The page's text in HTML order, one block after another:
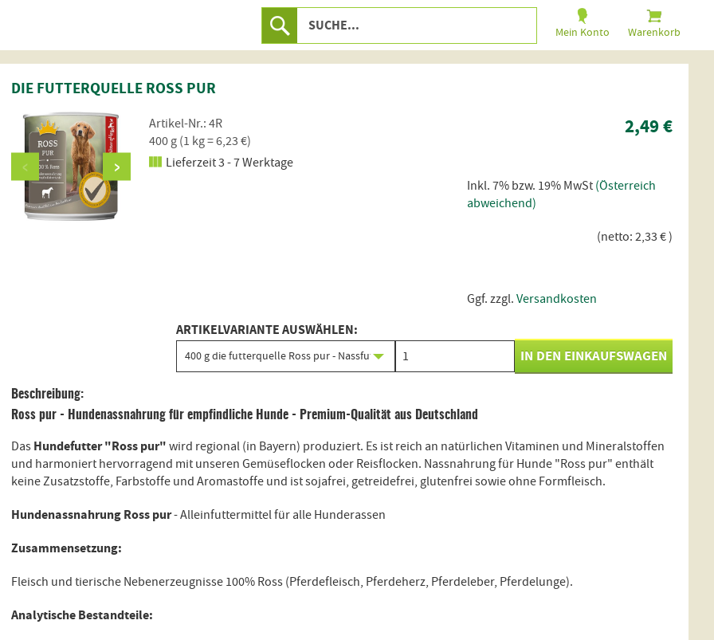
Mein Konto Warenkorb
DIE FUTTERQUELLE ROSS PUR
Artikel-Nr.: 4R
400 g (1 kg = 6,23 €)
Lieferzeit 3 - 7 Werktage
2,49 €
Inkl. 7% bzw. 19% MwSt (Österreich
abweichend)
(netto: 2,33 € )
Ggf. zzgl. Versandkosten
ARTIKELVARIANTE AUSWÄHLEN:
Beschreibung:
Ross pur - Hundenassnahrung für empfindliche Hunde - Premium-Qualität aus Deutschland
Das Hundefutter "Ross pur" wird regional (in Bayern) produziert. Es ist reich an natürlichen Vitaminen und Mineralstoffen
und harmoniert hervorragend mit unseren Gemüseflocken oder Reisflocken. Nassnahrung für Hunde "Ross pur" enthält
keine Zusatzstoffe, Farbstoffe und Aromastoffe und ist sojafrei, getreidefrei, glutenfrei sowie ohne Formfleisch.
Hundenassnahrung Ross pur- Alleinfuttermittel für alle Hunderassen
Zusammensetzung:
Fleisch und tierische Nebenerzeugnisse 100% Ross (Pferdefleisch, Pferdeherz, Pferdeleber, Pferdelunge).
Analytische Bestandteile: